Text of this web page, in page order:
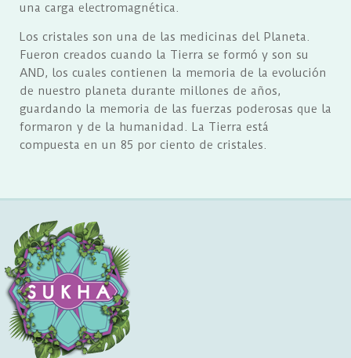
una carga electromagnética.
Los cristales son una de las medicinas del Planeta.
Fueron creados cuando la Tierra se formó y son su
AND, los cuales contienen la memoria de la evolución
de nuestro planeta durante millones de años,
guardando la memoria de las fuerzas poderosas que la
formaron y de la humanidad. La Tierra está
compuesta en un 85 por ciento de cristales.